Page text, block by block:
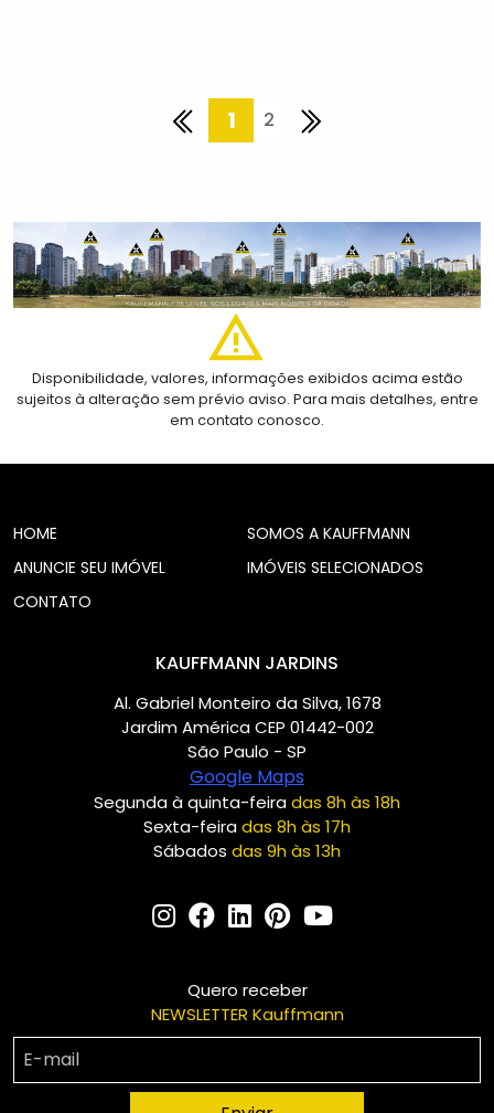
1 2
Disponibilidade, valores, informações exibidos acima estão
sujeitos à alteração sem prévio aviso. Para mais detalhes, entre
em contato conosco.
HOME
SOMOS A KAUFFMANN
ANUNCIE SEU IMÓVEL
IMÓVEIS SELECIONADOS
CONTATO
KAUFFMANN JARDINS
Al. Gabriel Monteiro da Silva, 1678
Jardim América CEP 01442-002
São Paulo - SP
Google Maps
Segunda à quinta-feiradas 8h às 18h
Sexta-feiradas 8h às 17h
Sábados das 9h às 13h
Quero receber
NEWSLETTER Kauffmann